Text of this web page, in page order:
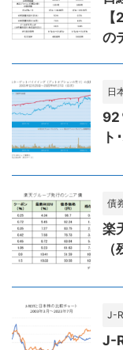
の
日
92
債
楽
J-
J-